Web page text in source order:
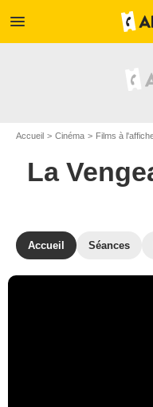
menu
Accueil Cinéma Films à
La
Accueil Séances